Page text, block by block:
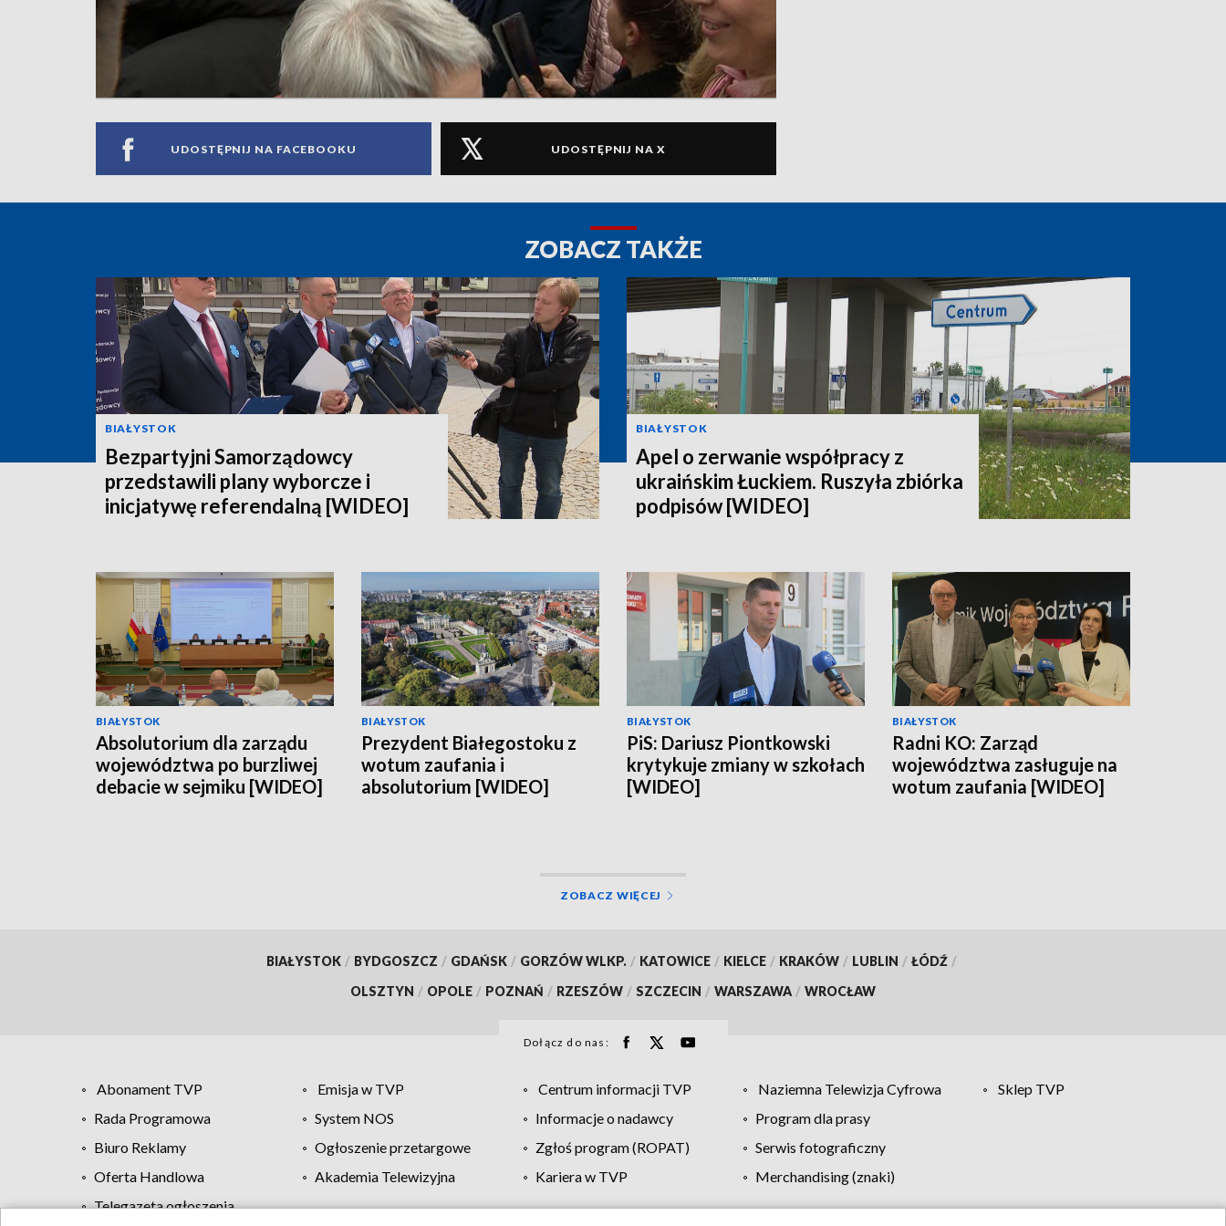
UDOSTĘPNIJ NA FACEBOOKU UDOSTĘPNIJ NA X
ZOBACZ TAKŻE
BIAŁYSTOK
Bezpartyjni Samorządowcy
przedstawili plany wyborcze i
inicjatywę referendalną [WIDEO]
BIAŁYSTOK
Apel o zerwanie współpracy z
ukraińskim Łuckiem. Ruszyła zbiórka
podpisów [WIDEO]
BIAŁYSTOK
Absolutorium dla zarządu
województwa po burzliwej
debacie w sejmiku [WIDEO]
BIAŁYSTOK
Prezydent Białegostoku z
wotum zaufania i
absolutorium [WIDEO]
BIAŁYSTOK
PiS: Dariusz Piontkowski
krytykuje zmiany w szkołach
[WIDEO]
BIAŁYSTOK
Radni KO: Zarząd
województwa zasługuje na
wotum zaufania [WIDEO]
ZOBACZ WIĘCEJ
BIAŁYSTOK / BYDGOSZCZ / GDAŃSK / GORZÓW WLKP. / KATOWICE / KIELCE / KRAKÓW / LUBLIN / ŁÓDŹ /
OLSZTYN / OPOLE / POZNAŃ / RZESZÓW / SZCZECIN / WARSZAWA / WROCŁAW
Dołącz do nas:
Abonament TVP Emisja w TVP Centrum informacji TVP Naziemna Telewizja Cyfrowa
Sklep TVP
Rada Programowa
System NOS Informacje o nadawcy
Program dla prasy
Biuro Reklamy
Ogłoszenie przetargowe Zgłoś program (ROPAT)
Serwis fotograficzny
Oferta Handlowa
Akademia Telewizyjna Kariera w TVP
Merchandising (znaki)
Telegazeta ogłoszenia